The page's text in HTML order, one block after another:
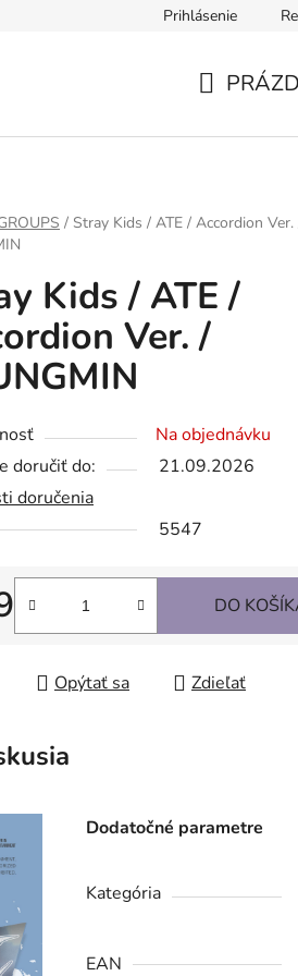
Prihlásenie
/ Stray Kids / ATE / Accordion Ver.
Kids / ATE /
Ver. /
Na objednávku
doručiť do:
21.09.2026
doručenia
5547
cena:
DO
Opýtať sa Zdieľať
Dodatočné parametre
Kategória
EAN